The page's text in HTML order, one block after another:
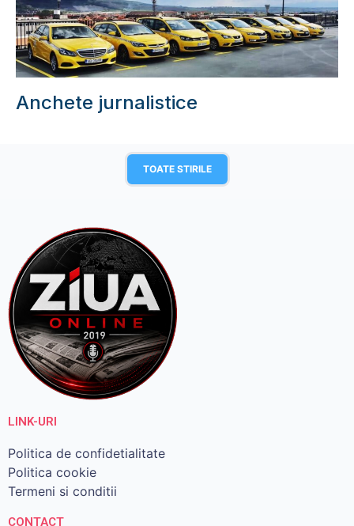
Anchete jurnalistice
TOATE STIRILE
LINK-URI
Politica de confidetialitate
Politica cookie
Termeni si conditii
CONTACT